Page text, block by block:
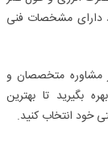
دارای مشخصات فنی
مشاوره متخصصان و
بگیرید تا بهترین
خود انتخاب کنید.